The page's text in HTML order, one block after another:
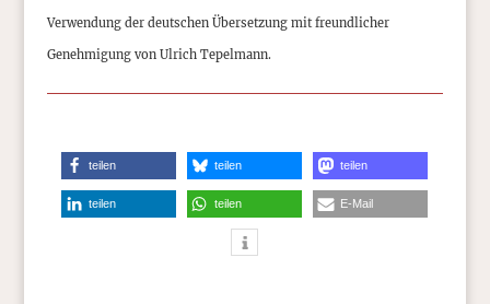
Verwendung der deutschen Übersetzung mit freundlicher
Genehmigung von Ulrich Tepelmann.
teilen teilen teilen
teilen teilen E-Mail